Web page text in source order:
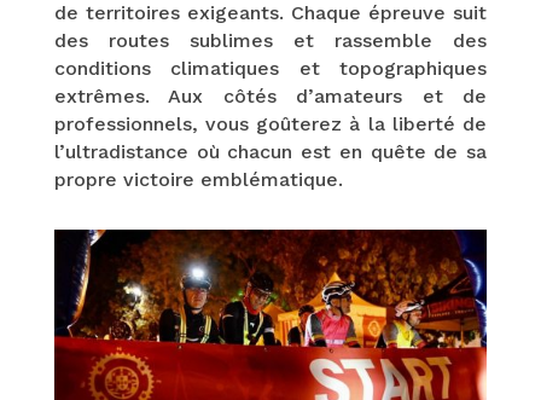
de territoires exigeants. Chaque épreuve suit
des routes sublimes et rassemble des
conditions climatiques et topographiques
extrêmes. Aux côtés d’amateurs et de
professionnels, vous goûterez à la liberté de
l’ultradistance où chacun est en quête de sa
propre victoire emblématique.